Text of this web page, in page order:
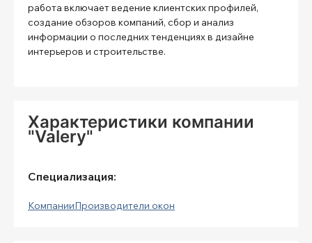
работа включает ведение клиентских профилей,
создание обзоров компаний, сбор и анализ
информации о последних тенденциях в дизайне
интерьеров и строительстве.
Характеристики компании
"Valery"
Специализация:
КомпанииПроизводители окон